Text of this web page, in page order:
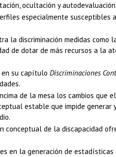
ocultación y
especialmente
la discriminación medidas
de dotar de más recursos a la
en su capítulo Discriminaciones
de la mesa los cambios
estable que impide
de la discapacidad
en la generación de